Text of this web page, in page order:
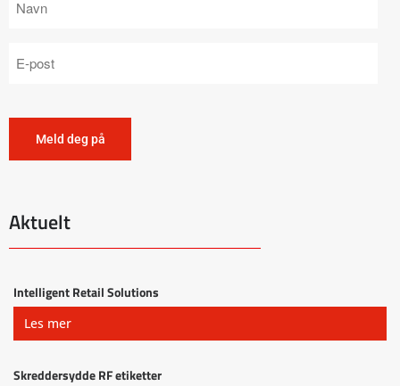
Aktuelt
Intelligent Retail Solutions
Les mer
Skreddersydde RF etiketter